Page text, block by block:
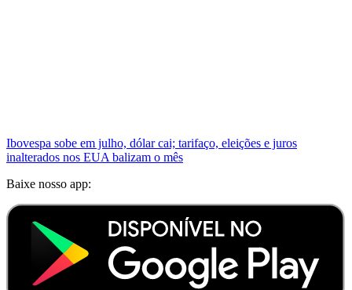
Ibovespa sobe em julho, dólar cai; tarifaço, eleições e juros
inalterados nos EUA balizam o mês
Baixe nosso app: